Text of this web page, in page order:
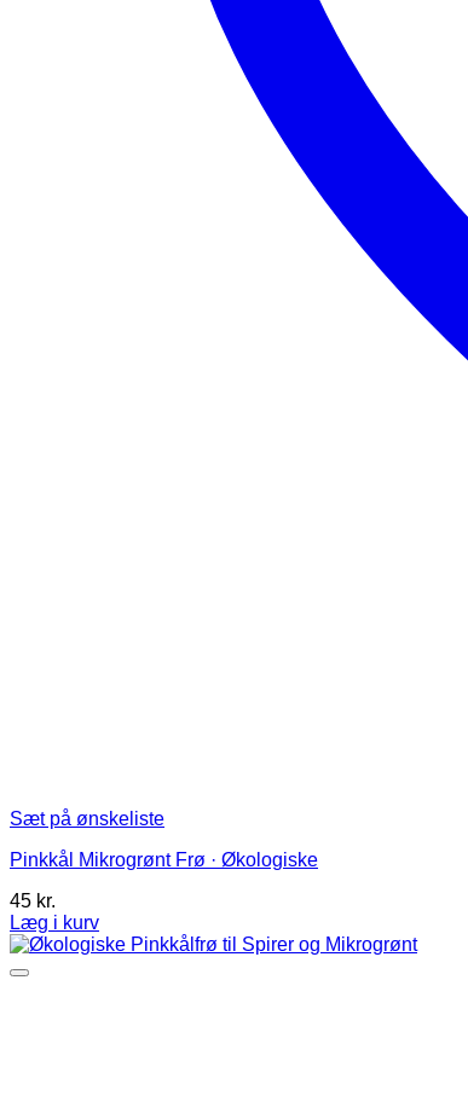
Sæt på ønskeliste
Pinkkål Mikrogrønt Frø · Økologiske
45 kr.
Læg i kurv
Dette
vare